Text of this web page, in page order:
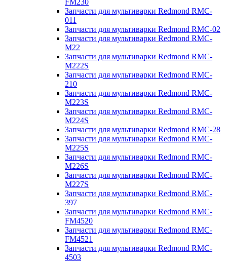
FM230
Запчасти для мультиварки Redmond RMC-
011
Запчасти для мультиварки Redmond RMC-02
Запчасти для мультиварки Redmond RMC-
M22
Запчасти для мультиварки Redmond RMC-
M222S
Запчасти для мультиварки Redmond RMC-
210
Запчасти для мультиварки Redmond RMC-
M223S
Запчасти для мультиварки Redmond RMC-
M224S
Запчасти для мультиварки Redmond RMC-28
Запчасти для мультиварки Redmond RMC-
M225S
Запчасти для мультиварки Redmond RMC-
M226S
Запчасти для мультиварки Redmond RMC-
M227S
Запчасти для мультиварки Redmond RMC-
397
Запчасти для мультиварки Redmond RMC-
FM4520
Запчасти для мультиварки Redmond RMC-
FM4521
Запчасти для мультиварки Redmond RMC-
4503